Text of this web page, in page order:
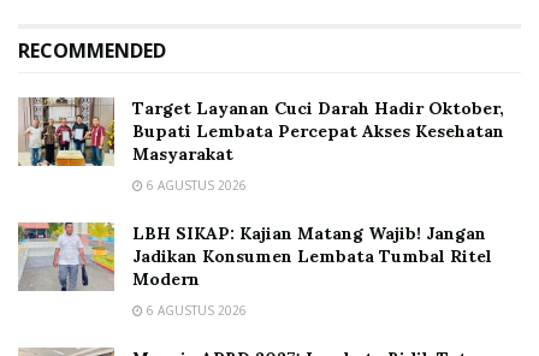
RECOMMENDED
Target Layanan Cuci Darah Hadir Oktober,
Bupati Lembata Percepat Akses Kesehatan
Masyarakat
6 AGUSTUS 2026
LBH SIKAP: Kajian Matang Wajib! Jangan
Jadikan Konsumen Lembata Tumbal Ritel
Modern
6 AGUSTUS 2026